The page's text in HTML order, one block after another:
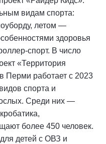
видам спорта:
летом —
здоровья
спорт. В число
«Территория
Перми работает с 2023
спорта и
Среди них —
более 450 человек.
детей с ОВЗ и